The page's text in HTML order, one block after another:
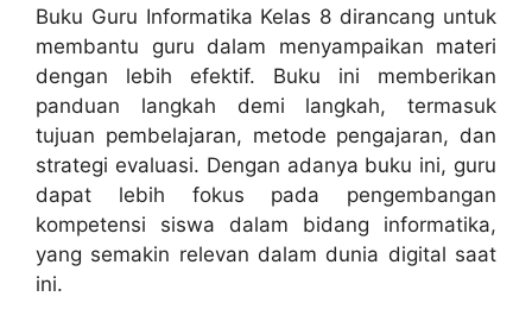
Buku Guru Informatika Kelas 8 dirancang untuk
membantu guru dalam menyampaikan materi
dengan lebih efektif. Buku ini memberikan
panduan langkah demi langkah, termasuk
tujuan pembelajaran, metode pengajaran, dan
strategi evaluasi. Dengan adanya buku ini, guru
dapat lebih fokus pada pengembangan
kompetensi siswa dalam bidang informatika,
yang semakin relevan dalam dunia digital saat
ini.